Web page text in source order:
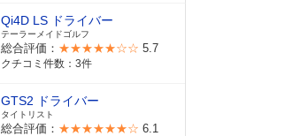
Qi4D LS ドライバー
テーラーメイドゴルフ
総合評価： ★★★★★☆☆ 5.7
クチコミ件数：3件
GTS2 ドライバー
タイトリスト
総合評価： ★★★★★★☆ 6.1